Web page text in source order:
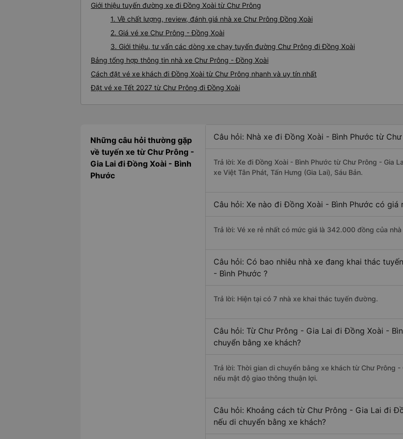
Giới thiệu tuyến đường xe đi Đồng Xoài từ Chư Prông
1. Về chất lượng, review, đánh giá nhà xe Chư Prông Đồng Xoài
2. Giá vé xe Chư Prông - Đồng Xoài
3. Giới thiệu, tư vấn các dòng xe chạy tuyến đường Chư Prông đi Đồng Xoài
Bảng tổng hợp thông tin nhà xe Chư Prông - Đồng Xoài
Cách đặt vé xe khách đi Đồng Xoài từ Chư Prông nhanh và uy tín nhất
Đặt vé xe Tết 2027 từ Chư Prông đi Đồng Xoài
Những câu hỏi thường gặp
về tuyến xe từ Chư Prông -
Gia Lai đi Đồng Xoài - Bình
Phước
Câu hỏi: Nhà xe đi Đồng Xoài - Bình Phước từ
Trả lời: Xe đi Đồng Xoài - Bình Phước từ Chư Prông - Gia
xe Việt Tân Phát, Tấn Hưng (Gia Lai), Sáu Bản.
Câu hỏi: Xe nào đi Đồng Xoài - Bình Phước có giá
Trả lời: Vé xe rẻ nhất có mức giá là 342.000 đồng của nhà
Câu hỏi: Có bao nhiêu nhà xe đang khai thác
- Bình Phước ?
Trả lời: Hiện tại có 7 nhà xe khai thác tuyến đường.
Câu hỏi: Từ Chư Prông - Gia Lai đi Đồng Xoài -
chuyển bằng xe khách?
Trả lời: Thời gian di chuyển bằng xe khách từ Chư Prông
nếu mật độ giao thông thuận lợi.
Câu hỏi: Khoảng cách từ Chư Prông - Gia Lai đi
nếu di chuyển bằng xe khách?